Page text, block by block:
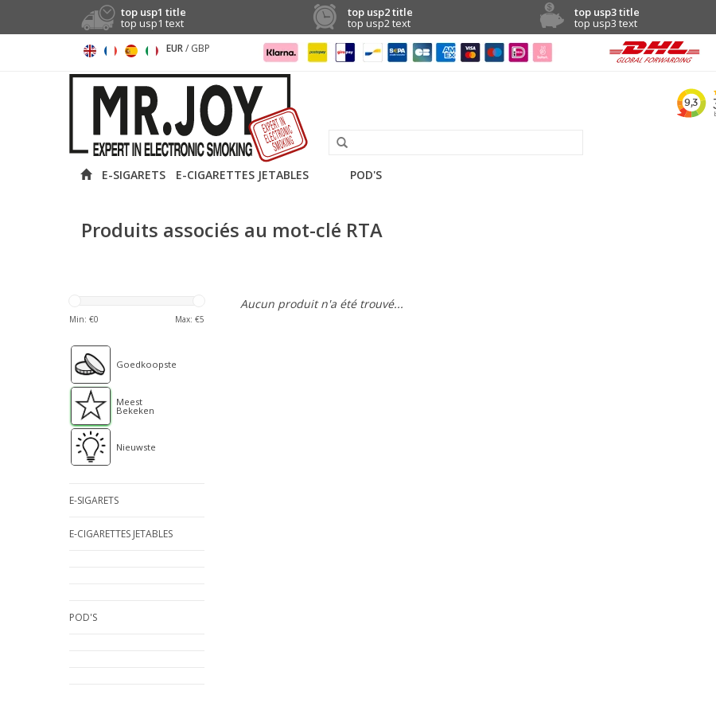
top usp1 title
top usp1 text
top usp2 title
top usp2 text
top usp3 title
top usp3 text
EUR/ GBP
E-SIGARETS E-CIGARETTES JETABLES POD'S
Produits associés au mot-clé RTA
Min: €0 Max: €5
Goedkoopste
Meest
Bekeken
Nieuwste
E-SIGARETS
E-CIGARETTES JETABLES
POD'S
Aucun produit n'a été trouvé...